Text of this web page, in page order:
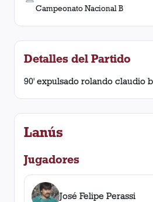
Campeonato Nacional B
Detalles del Partido
90' expulsado rolando claudio
Lanús
Jugadores
José Felipe Perassi